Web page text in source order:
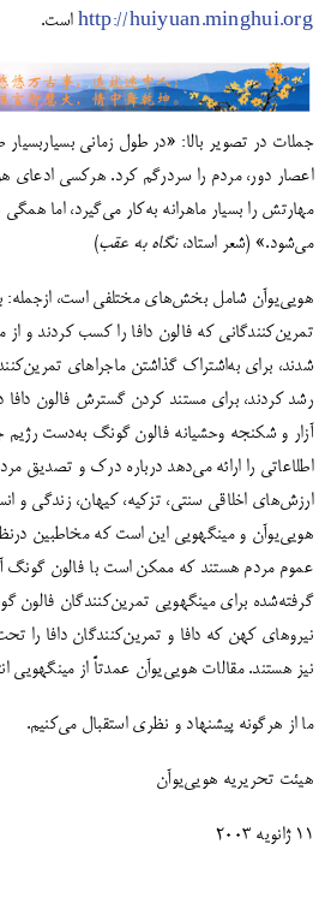
http://huiyuan.minghui.org است.
جملات در تصویر بالا: «در طول زمانی بسیاربسیار
اعصار دور، مردم را سردرگم کرد. هرکسی ادعای
مهارتش را بسیار ماهرانه به‌کار می‌گیرد، اما
می‌شود.» (شعر استاد،نگاه به عقب)
هویی‌یوآن شامل بخش‌های مختلفی است، ازجمله:
تمرین‌کنندگانی که فالون دافا را کسب کردند و از
شدند، برای به‌اشتراک گذاشتن ماجراهای
رشد کردند، برای مستند کردن گسترش فالون
آزار و شکنجه وحشیانه فالون گونگ به‌دست
اطلاعاتی را ارائه می‌دهد درباره درک و
ارزش‌های اخلاقی سنتی، تزکیه، کیهان، زندگی و
هویی‌یوآن و مینگهویی این است که مخاطبین
عموم مردم هستند که ممکن است با فالون گونگ
گرفته‌شده برای مینگهویی تمرین‌کنندگان فالون
نیروهای کهن که دافا و تمرین‌کنندگان دافا را
نیز هستند. مقالات هویی‌یوآن عمدتاً از مینگهویی
ما از هرگونه پیشنهاد و نظری استقبال می‌کنیم.
هیئت تحریریه هویی‌یوآن
11 ژانویه 2003